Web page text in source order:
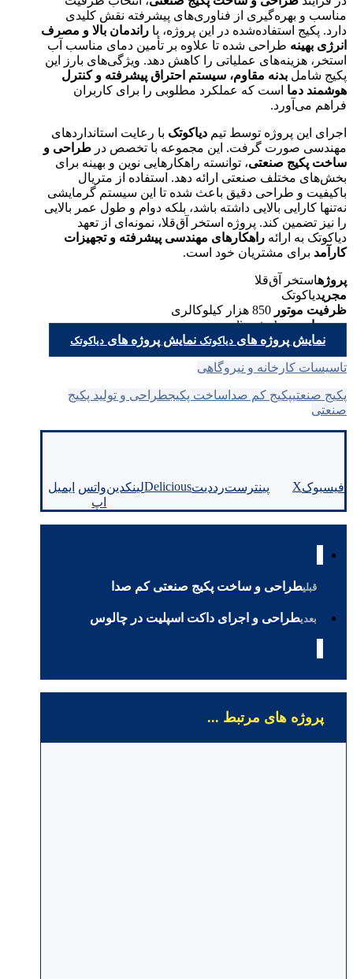
مناسب و بهره‌گیری از فناوری‌های پیشرفته نقش کلیدی
دارد. پکیج استفاده‌شده در این پروژه، با راندمان بالا و مصرف
انرژی بهینه طراحی شده تا علاوه بر تأمین دمای مناسب آب
استخر، هزینه‌های عملیاتی را کاهش دهد. ویژگی‌های بارز این
پکیج شامل بدنه مقاوم، سیستم احتراق پیشرفته و کنترل
هوشمند دما است که عملکرد مطلوبی را برای کاربران
فراهم می‌آورد.
اجرای این پروژه توسط تیم دیاکوتک با رعایت استانداردهای
مهندسی صورت گرفت. این مجموعه با تخصص در طراحی و
ساخت پکیج صنعتی، توانسته راهکارهایی نوین و بهینه برای
بخش‌های مختلف صنعتی ارائه دهد. استفاده از متریال
باکیفیت و طراحی دقیق باعث شده تا این سیستم گرمایشی
نه‌تنها کارایی بالایی داشته باشد، بلکه دوام و طول عمر بالایی
را نیز تضمین کند. پروژه استخر آق‌قلا، نمونه‌ای از تعهد
دیاکوتک به ارائه راهکارهای مهندسی پیشرفته و تجهیزات
کارآمد برای مشتریان خود است.
پروژهاستخر آق‌قلا
مجریدیاکوتک
ظرفیت موتور 850 هزار کیلوکالری
وب سایتdiacotech.co
نمایش پروژه های دیاکوتک نمایش پروژه های دیاکوتک
تاسیسات کارخانه و نیروگاهی
پکیج صنعتیپکیج کم صدا ساخت پکیجطراحی و تولید پکیج
صنعتی
فیسبوکX پینترسترددیتDeliciousلینکدینواتس
اپ
ایمیل
قبلیطراحی و ساخت پکیج صنعتی کم صدا
بعدیطراحی و اجرای داکت اسپلیت در چالوس
پروژه های مرتبط ...